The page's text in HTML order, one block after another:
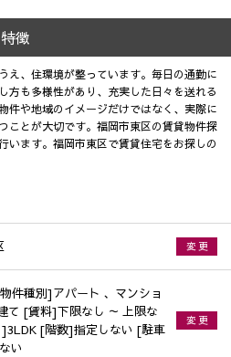
徴
え、住環境が整っています。毎日の通勤に
方も多様性があり、充実した日々を送れる
件や地域のイメージだけではなく、実際に
ことが大切です。福岡市東区の賃貸物件探
います。福岡市東区で賃貸住宅をお探しの
変 更
件種別]アパート 、マンショ
て [賃料]下限なし ～ 上限な
]3LDK [階数]指定しない [駐車
い
変 更